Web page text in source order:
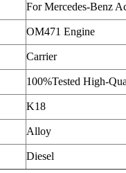
For Mercedes-Benz
OM471 Engine
Carrier
100%Tested High-
K18
Alloy
Diesel